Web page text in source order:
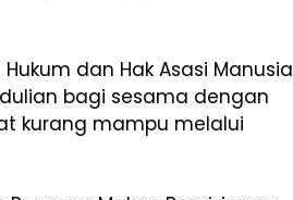
dan Hak Asasi Manusia
bagi sesama dengan
kurang mampu melalui